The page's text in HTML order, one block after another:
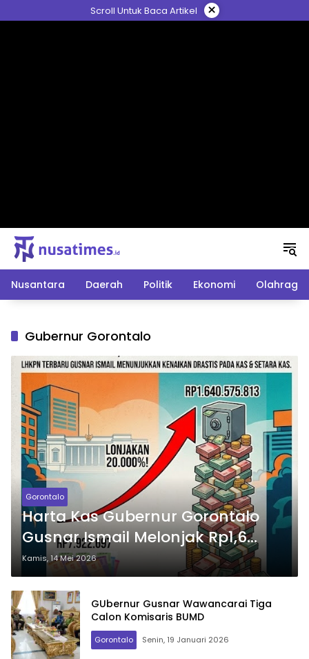
ke
Scroll Untuk Baca Artikel ×
Nusantara Daerah Politik Ekonomi Olahraga
Gubernur Gorontalo
Gorontalo
Harta Kas Gubernur Gorontalo
Gusnar Ismail Melonjak Rp1,6
Miliar Usai Pelantikan
Kamis, 14 Mei 2026
GUbernur Gusnar Wawancarai Tiga
Calon Komisaris BUMD
Gorontalo Senin, 19 Januari 2026